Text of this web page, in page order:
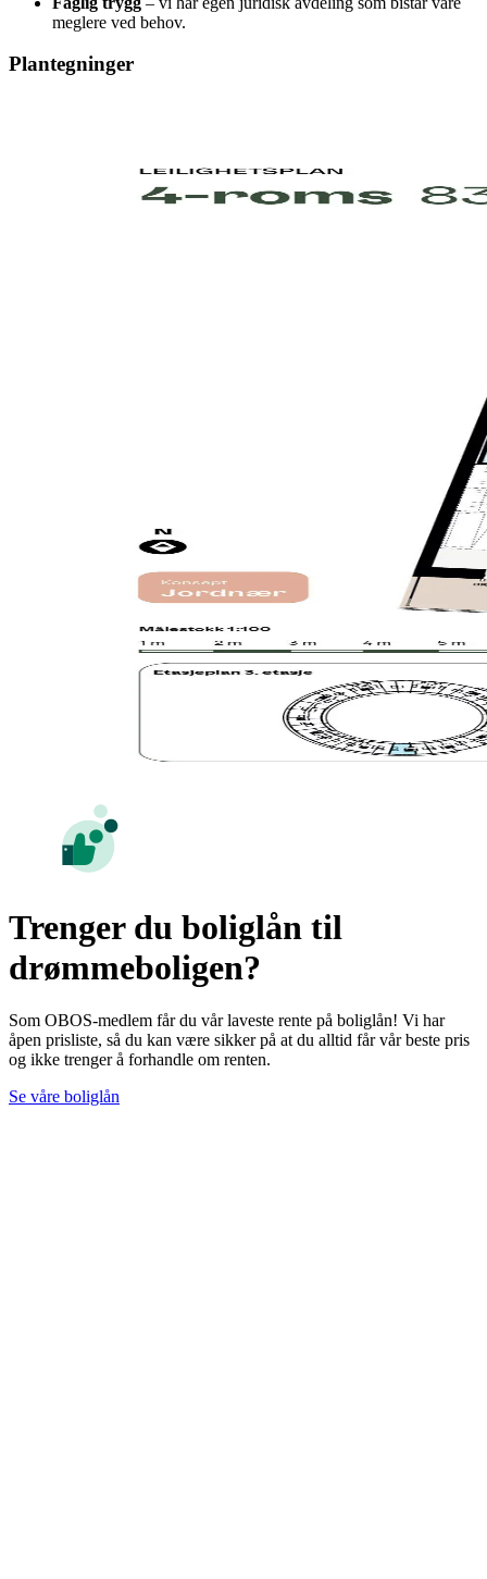
meglere ved behov.
Plantegninger
Trenger du boliglån til
drømmeboligen?
Som OBOS-medlem får du vår laveste rente på boliglån! Vi har
åpen prisliste, så du kan være sikker på at du alltid får vår beste pris
og ikke trenger å forhandle om renten.
Se våre boliglån